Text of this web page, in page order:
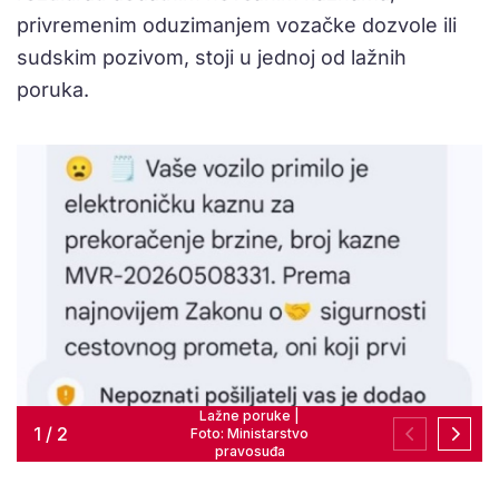
privremenim oduzimanjem vozačke dozvole ili
sudskim pozivom, stoji u jednoj od lažnih
poruka.
Lažne poruke |
Foto: Ministarstvo
pravosuđa
1 / 2